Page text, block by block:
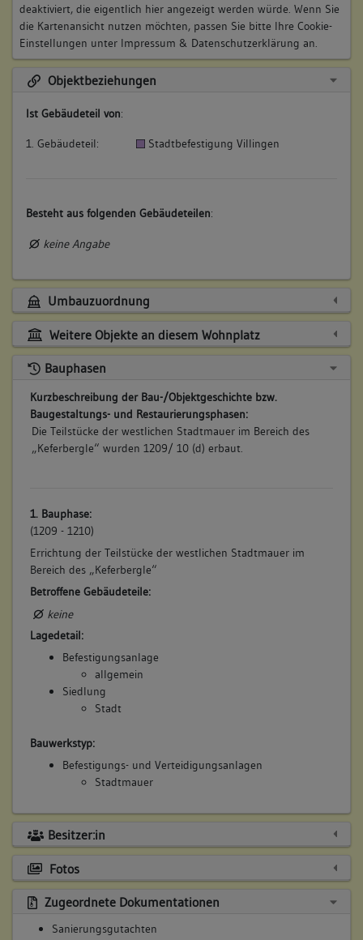
deaktiviert, die eigentlich hier angezeigt werden würde. Wenn Sie
die Kartenansicht nutzen möchten, passen Sie bitte Ihre Cookie-
Einstellungen unter Impressum & Datenschutzerklärung an.
Objektbeziehungen
Ist Gebäudeteil von:
1. Gebäudeteil: Stadtbefestigung Villingen
Besteht aus folgenden Gebäudeteilen:
keine Angabe
Umbauzuordnung
Weitere Objekte an diesem Wohnplatz
Bauphasen
Kurzbeschreibung der Bau-/Objektgeschichte bzw.
Baugestaltungs- und Restaurierungsphasen:
Die Teilstücke der westlichen Stadtmauer im Bereich des
„Keferbergle“ wurden 1209/ 10 (d) erbaut.
1. Bauphase:
(1209 - 1210)
Errichtung der Teilstücke der westlichen Stadtmauer im
Bereich des „Keferbergle“
Betroffene Gebäudeteile:
keine
Lagedetail:
Befestigungsanlage
allgemein
Siedlung
Stadt
Bauwerkstyp:
Befestigungs- und Verteidigungsanlagen
Stadtmauer
Besitzer:in
Fotos
Zugeordnete Dokumentationen
Sanierungsgutachten